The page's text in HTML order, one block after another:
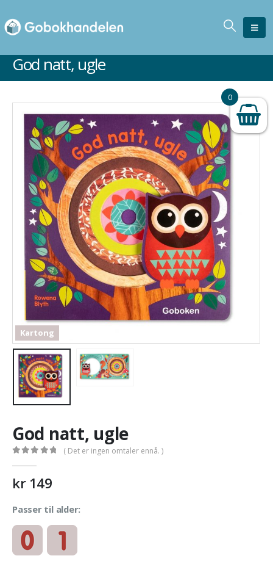
God natt, ugle
Kartong
God natt, ugle
( Det er ingen omtaler ennå. )
kr149
Passer til alder:
0